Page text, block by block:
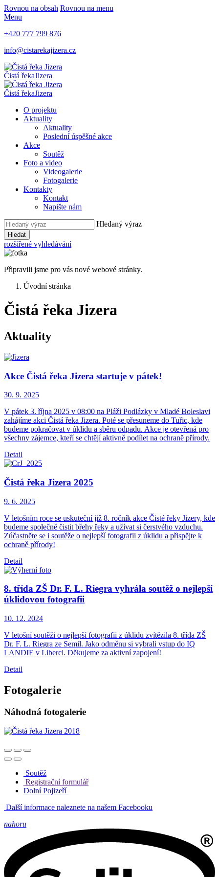
Rovnou na obsah Rovnou na menu
Menu
+420 777 799 876
info@cistarekajizera.cz
Čistá řekaJizera
Čistá řekaJizera
O projektu
Aktuality
Aktuality
Poslední úspěšné akce
Akce
Soutěž
Foto a video
Videogalerie
Fotogalerie
Kontakty
Kontakt
Napište nám
Hledaný výraz
Hledat
rozšířené vyhledávání
Připravili jsme pro vás nové webové stránky.
Úvodní stránka
Čistá řeka Jizera
Aktuality
Akce Čistá řeka Jizera startuje v pátek!
30. 9. 2025
V pátek 3. října 2025 v 08:00 na Pláži Podlázky v Mladé Boleslavi
zahájíme akci Čistá řeka Jizera. Poté se přesuneme do Tuřic, kde
budeme pokračovat v úklidu a sběru odpadu. Akce je otevřená pro
všechny zájemce, kteří se chtějí aktivně podílet na ochraně přírody.
Detail
Čistá řeka Jizera 2025
9. 6. 2025
V letošním roce se uskuteční již 8. ročník akce Čisté řeky Jizery, kde
budeme společně čistit břehy řeky a užívat si čerstvého vzduchu.
Zúčastněte se i soutěže o nejlepší fotografii z úklidu a přispějte k
ochraně přírody!
Detail
8. třída ZŠ Dr. F. L. Riegra vyhrála soutěž o nejlepší
úklidovou fotografii
10. 12. 2024
V letošní soutěži o nejlepší fotografii z úklidu zvítězila 8. třída ZŠ
Dr. F. L. Riegra ze Semil. Jako odměnu si vybrali vstup do IQ
LANDIE v Liberci. Děkujeme za aktivní zapojení!
Detail
Fotogalerie
Náhodná fotogalerie
Soutěž
Registrační formulář
Dolní Pojizeří
Další informace naleznete na našem Facebooku
nahoru